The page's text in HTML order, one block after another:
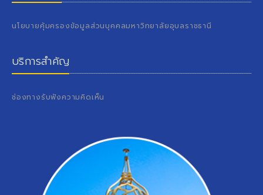
นโยบายคุ้มครองข้อมูลส่วนบุคคลมหาวิทยาลัยอุบลราชธานี
บริการสำคัญ
ช่องทางรับฟังความคิดเห็น